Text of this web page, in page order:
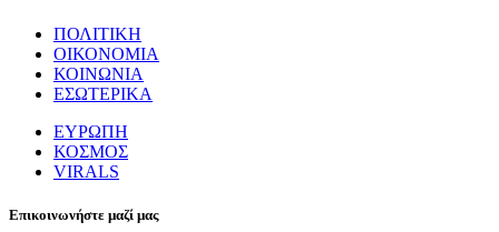
ΠΟΛΙΤΙΚΗ
ΟΙΚΟΝΟΜΙΑ
ΚΟΙΝΩΝΙΑ
ΕΣΩΤΕΡΙΚΑ
ΕΥΡΩΠΗ
ΚΟΣΜΟΣ
VIRALS
Επικοινωνήστε μαζί μας